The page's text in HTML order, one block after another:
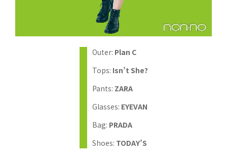
Outer: Plan C
Tops: Isn’t She?
Pants: ZARA
Glasses: EYEVAN
Bag: PRADA
Shoes: TODAY’S